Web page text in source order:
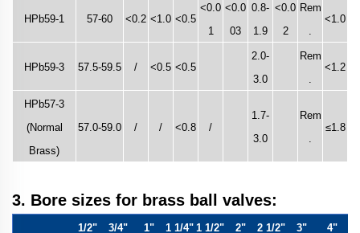
HPb59-1 57-60 <0.2 <1.0 <0.5
<0.0
1
<0.0
03
0.8-
1.9
<0.0
2
Rem
<1.0
HPb59-3 57.5-59.5 / <0.5 <0.5
2.0-
3.0
Rem
<1.2
HPb57-3
(Normal
Brass)
57.0-59.0 / / <0.8 /
1.7-
3.0
Rem
≤1.8
3. Bore sizes for brass ball valves:
1/2" 3/4" 1" 1 1/4" 1 1/2" 2" 2 1/2" 3" 4"